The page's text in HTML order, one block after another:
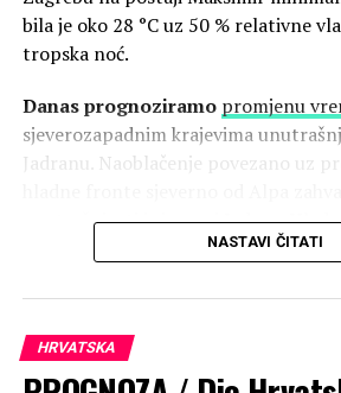
bila je oko 28 °C uz 50 % relativne
tropska noć.
Danas prognoziramo promjenu
sjeverozapadnim krajevima
Jadranu. Naoblačenje povezano uz
unutrašnjosti i sjeverni Jadran.
destabilizira atmosferu te je
vjetra. Očekujemo da hladniji
dana i u noći na subotu prodre prema
orografske prepreke Dinarida tako da
NASTAVI ČITATI
HRVATSKA